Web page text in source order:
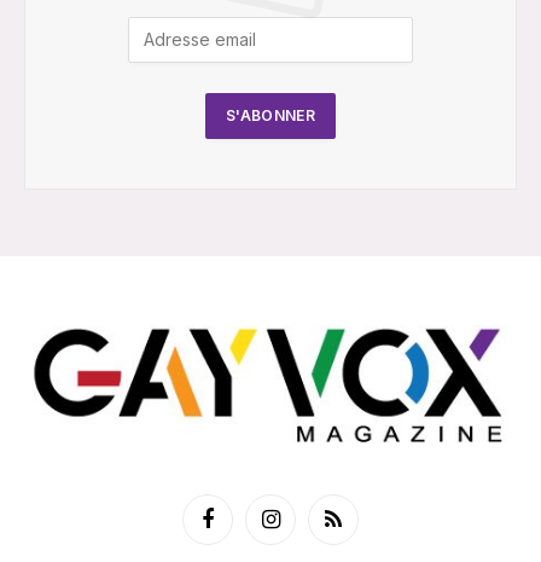
FacebookInstagramRSS